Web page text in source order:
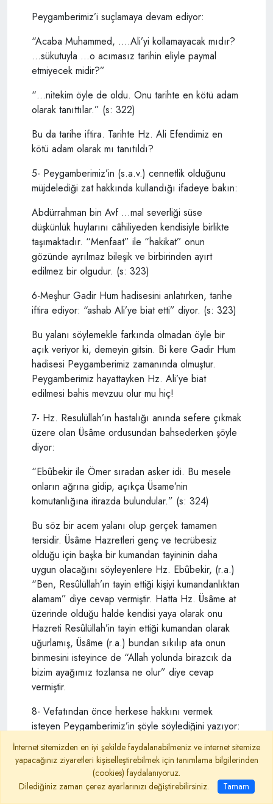
Peygamberimiz’i suçlamaya devam ediyor:
“Acaba Muhammed, ….Ali’yi kollamayacak mıdır?
…sükutuyla …o acımasız tarihin eliyle paymal
etmiyecek midir?”
“…nitekim öyle de oldu. Onu tarihte en kötü adam
olarak tanıttılar.” (s: 322)
Bu da tarihe iftira. Tarihte Hz. Ali Efendimiz en
kötü adam olarak mı tanıtıldı?
5- Peygamberimiz’in (s.a.v.) cennetlik olduğunu
müjdelediği zat hakkında kullandığı ifadeye bakın:
Abdürrahman bin Avf …mal severliği süse
düşkünlük huylarını câhiliyeden kendisiyle birlikte
taşımaktadır. “Menfaat” ile “hakikat” onun
gözünde ayrılmaz bileşik ve birbirinden ayırt
edilmez bir olgudur. (s: 323)
6-Meşhur Gadir Hum hadisesini anlatırken, tarihe
iftira ediyor: “ashab Ali’ye biat etti” diyor. (s: 323)
Bu yalanı söylemekle farkında olmadan öyle bir
açık veriyor ki, demeyin gitsin. Bi kere Gadir Hum
hadisesi Peygamberimiz zamanında olmuştur.
Peygamberimiz hayattayken Hz. Ali’ye biat
edilmesi bahis mevzuu olur mu hiç!
7- Hz. Resulüllah’ın hastalığı anında sefere çıkmak
üzere olan Üsâme ordusundan bahsederken şöyle
diyor:
“Ebûbekir ile Ömer sıradan asker idi. Bu mesele
onların ağrına gidip, açıkça Üsame’nin
komutanlığına itirazda bulundular.” (s: 324)
Bu söz bir acem yalanı olup gerçek tamamen
tersidir. Üsâme Hazretleri genç ve tecrübesiz
olduğu için başka bir kumandan tayininin daha
uygun olacağını söyleyenlere Hz. Ebûbekir, (r.a.)
“Ben, Resûlüllah’ın tayin ettiği kişiyi kumandanlıktan
alamam” diye cevap vermiştir. Hatta Hz. Üsâme at
üzerinde olduğu halde kendisi yaya olarak onu
Hazreti Resûlüllah’in tayin ettiği kumandan olarak
uğurlamış, Üsâme (r.a.) bundan sıkılıp ata onun
binmesini isteyince de “Allah yolunda birazcık da
bizim ayağımız tozlansa ne olur” diye cevap
vermiştir.
8- Vefatından önce herkese hakkını vermek
isteyen Peygamberimiz’in şöyle söylediğini yazıyor:
“Ey halk, kimin sırtına kırbaç vurmuşsam… kime
küfür etmişsem… (s: 329)
Hâşâ, Peygamberimiz’i başkalarına küfür eden biri
İnternet sitemizden en iyi şekilde faydalanabilmeniz ve internet sitemize
yapacağınız ziyaretleri kişiselleştirebilmek için tanımlama bilgilerinden
(cookies) faydalanıyoruz.
Dilediğiniz zaman çerez ayarlarınızı değiştirebilirsiniz.
Tamam